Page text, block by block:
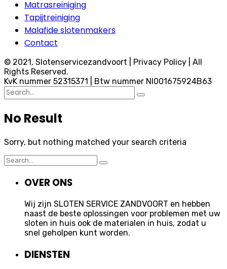
Matrasreiniging
Tapijtreiniging
Malafide slotenmakers
Contact
© 2021, Slotenservicezandvoort | Privacy Policy | All
Rights Reserved.
KvK nummer 52315371 | Btw nummer Nl001675924B63
Search
for:
No Result
Sorry, but nothing matched your search criteria
Search
for:
OVER ONS
Wij zijn SLOTEN SERVICE ZANDVOORT en hebben
naast de beste oplossingen voor problemen met uw
sloten in huis ook de materialen in huis, zodat u
snel geholpen kunt worden.
DIENSTEN